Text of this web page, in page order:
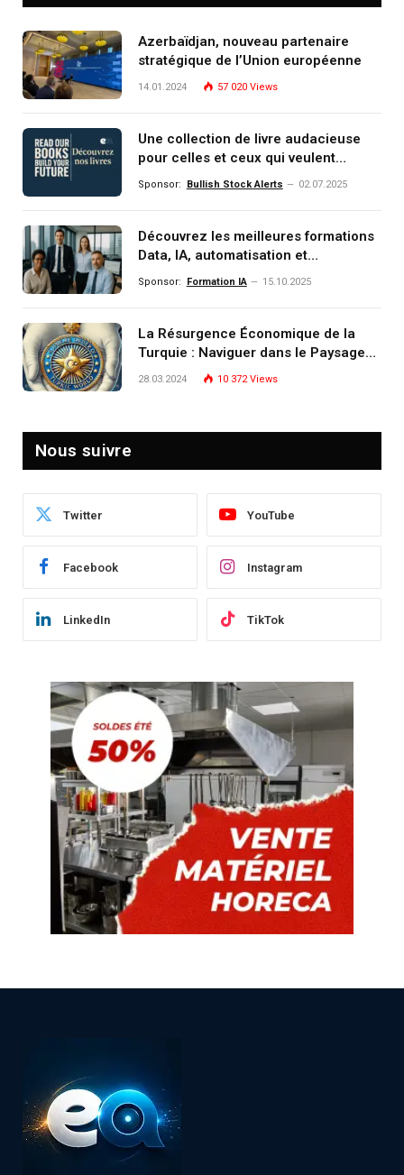
Azerbaïdjan, nouveau partenaire
stratégique de l’Union européenne
14.01.2024 57 020 Views
Une collection de livre audacieuse
pour celles et ceux qui veulent
comprendre, investir et dominer le
Sponsor: Bullish Stock Alerts 02.07.2025
Découvrez les meilleures formations
Data, IA, automatisation et
investissement (gestion de
Sponsor: Formation IA 15.10.2025
La Résurgence Économique de la
Turquie : Naviguer dans le Paysage
Post-Crise
28.03.2024 10 372Views
Nous suivre
Twitter YouTube
Facebook Instagram
LinkedIn TikTok